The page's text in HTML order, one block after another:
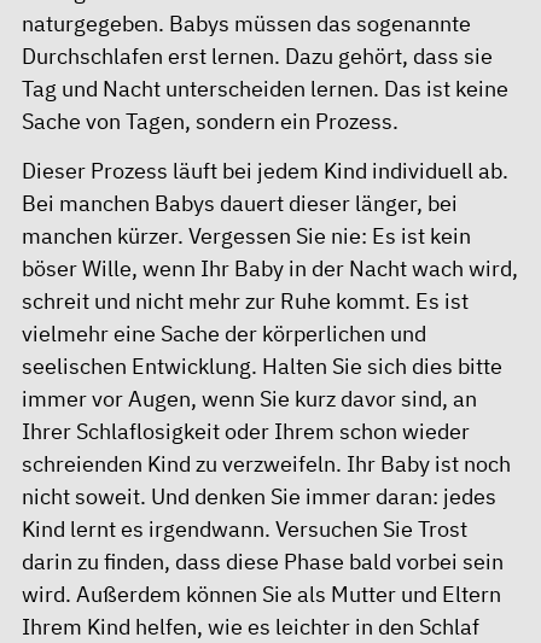
naturgegeben. Babys müssen das sogenannte
Durchschlafen erst lernen. Dazu gehört, dass sie
Tag und Nacht unterscheiden lernen. Das ist keine
Sache von Tagen, sondern ein Prozess.
Dieser Prozess läuft bei jedem Kind individuell ab.
Bei manchen Babys dauert dieser länger, bei
manchen kürzer. Vergessen Sie nie: Es ist kein
böser Wille, wenn Ihr Baby in der Nacht wach wird,
schreit und nicht mehr zur Ruhe kommt. Es ist
vielmehr eine Sache der körperlichen und
seelischen Entwicklung. Halten Sie sich dies bitte
immer vor Augen, wenn Sie kurz davor sind, an
Ihrer Schlaflosigkeit oder Ihrem schon wieder
schreienden Kind zu verzweifeln. Ihr Baby ist noch
nicht soweit. Und denken Sie immer daran: jedes
Kind lernt es irgendwann. Versuchen Sie Trost
darin zu finden, dass diese Phase bald vorbei sein
wird. Außerdem können Sie als Mutter und Eltern
Ihrem Kind helfen, wie es leichter in den Schlaf